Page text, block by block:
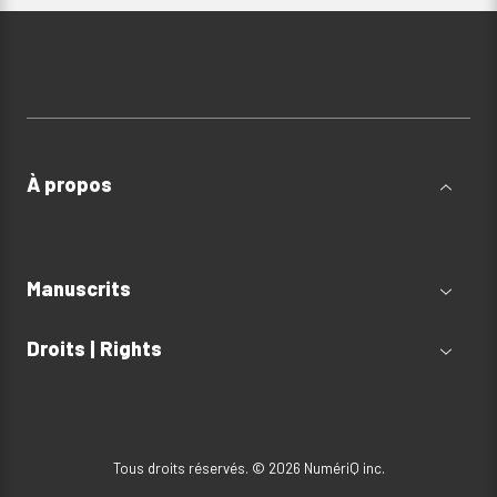
À propos
Manuscrits
Droits | Rights
Tous droits réservés. © 2026 NumériQ inc.